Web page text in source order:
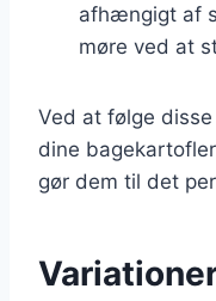
afhængigt af
møre ved at
Ved at følge
dine
gør dem til det